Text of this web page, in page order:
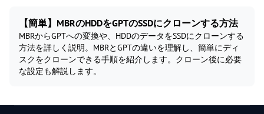
【簡単】MBRのHDDをGPTのSSDにクローンする方法
MBRからGPTへの変換や、HDDのデータをSSDにクローンする
方法を詳しく説明。MBRとGPTの違いを理解し、簡単にディ
スクをクローンできる手順を紹介します。クローン後に必要
な設定も解説します。